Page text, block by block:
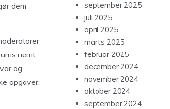
dem
nemt
og
opgaver.
september 2025
juli 2025
april 2025
marts 2025
februar 2025
december 2024
november 2024
oktober 2024
september 2024